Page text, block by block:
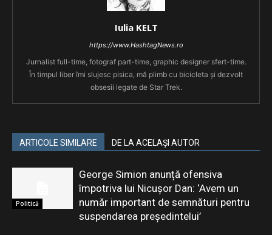
Iulia KELT
https://www.HashtagNews.ro
Jurnalist full-time, fotograf part-time, graphic designer sfert-time.
În timpul liber îmi slujesc pisica, mă plimb cu bicicleta și dezvolt
obsesii legate de Star Trek.
ARTICOLE SIMILARE DE LA ACELAȘI AUTOR
Politică
George Simion anunță ofensiva
împotriva lui Nicușor Dan: ‘Avem un
număr important de semnături pentru
suspendarea președintelui’